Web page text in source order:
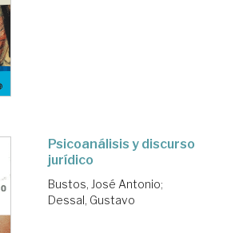
Psicoanálisis y discurso
jurídico
Bustos, José Antonio;
Dessal, Gustavo